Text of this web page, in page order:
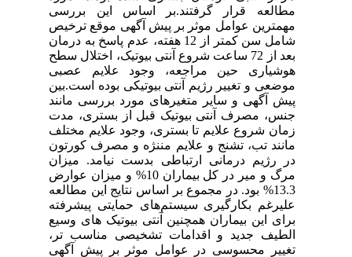
مطالعه قرار گرفتند.بر اساس این بررسی
مهمترین عوامل موثر بر پیش آگهی موقع ترخیص
شامل سن کمتر از 12 هفته، عدم پاسخ به درمان
بعد از 72 ساعت شروع آنتی بیوتیک، اختلال سطح
هوشیاری حین مراجعه، وجود علایم عصبی
موضعی و تغییر رژیم آنتی بیوتیکی بوده است.بین
پیش آگهی و سایر متغیرهای مورد بررسی مانند
جنس، مصرف آنتی بیوتیک قبل از بستری، مدت
زمان شروع علایم تا بستری، وجود علایم مختلف
مانند تب، تشنج و علایم مننژه و مصرف کورتون
در رژیم درمانی ارتباطی بدست نیامد. میزان
مرگ و میر در کل بیماران 10% و میزان عوارض
13.3% بود. در مجموع بر اساس نتایج این مطالعه
علیرغم بکارگیری سیستم‌های حمایتی پیشرفته
برای این بیماران همچنین آنتی بیوتیک ‌های وسیع
الطیف جدید و اقدامات تشخیصی مناسب ‌تر،
تغییر محسوسی در عوامل موثر بر پیش آگهی